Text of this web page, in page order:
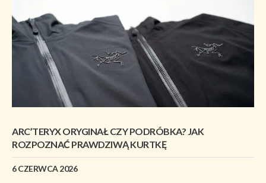
ARC’TERYX ORYGINAŁ CZY PODRÓBKA? JAK
ROZPOZNAĆ PRAWDZIWĄ KURTKĘ
6 CZERWCA 2026